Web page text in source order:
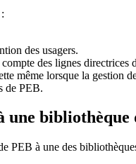
des usagers.
des lignes directrices
même lorsque la gestion
de PEB.
une bibliothèque
PEB à une des